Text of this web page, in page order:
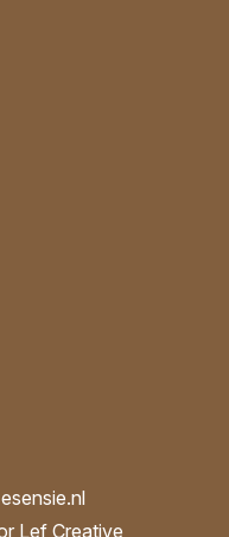
Lef Creative